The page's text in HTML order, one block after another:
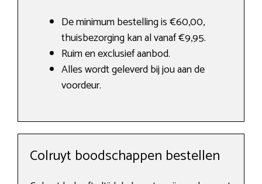
De minimum bestelling is €60,00,
thuisbezorging kan al vanaf €9,95.
Ruim en exclusief aanbod.
Alles wordt geleverd bij jou aan de
voordeur.
Colruyt boodschappen bestellen